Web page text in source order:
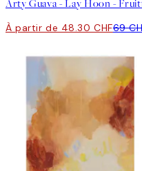
À partir de 48.30 CHF69